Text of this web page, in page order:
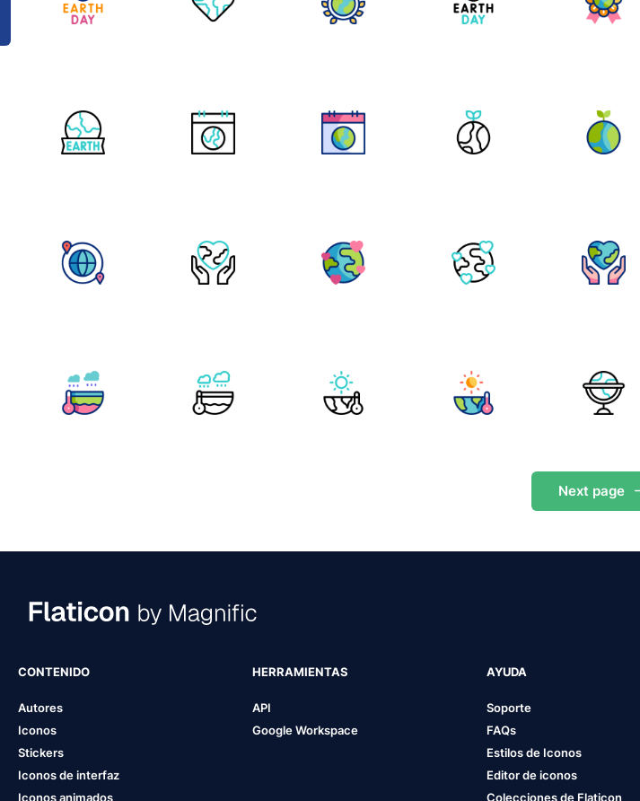
Next page
CONTENIDO
Autores
Iconos
Stickers
Iconos de interfaz
Iconos animados
HERRAMIENTAS
API
Google Workspace
AYUDA
Soporte
FAQs
Estilos de Iconos
Editor de iconos
Colecciones de Flaticon